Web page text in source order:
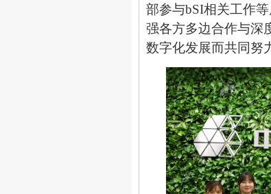
部参与bSI相关工作
强各方多边合作与深
数字化发展而共同努